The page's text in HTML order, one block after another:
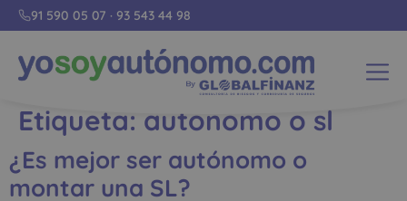
91 590 05 07 · 93 543 44 98
Etiqueta: autonomo o sl
¿Es mejor ser autónomo o
montar una SL?